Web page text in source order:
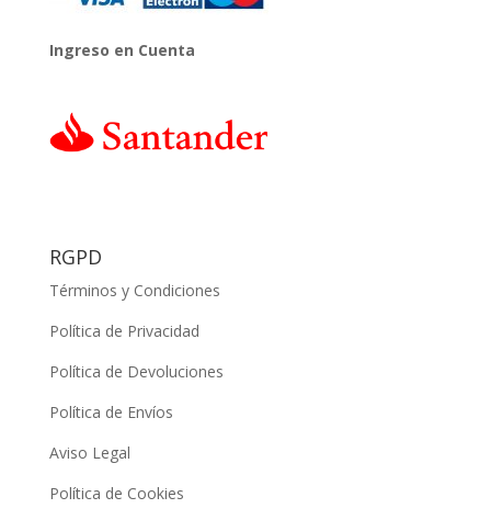
Ingreso en Cuenta
RGPD
Términos y Condiciones
Política de Privacidad
Política de Devoluciones
Política de Envíos
Aviso Legal
Política de Cookies